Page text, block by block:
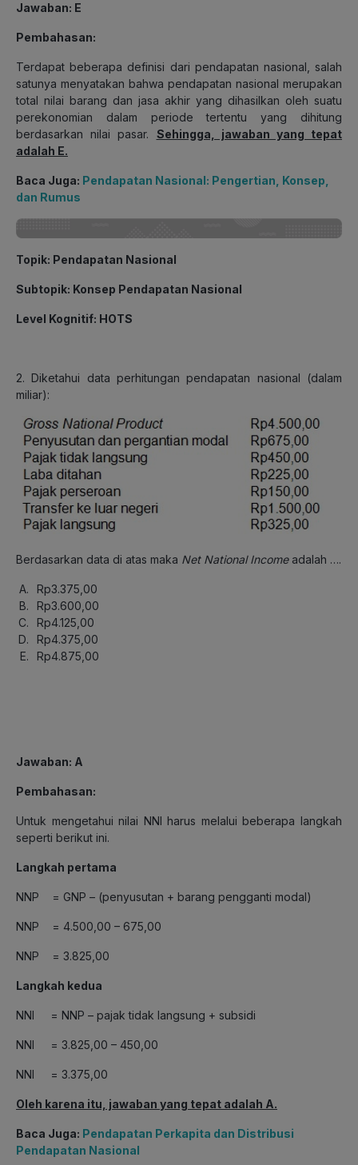
Jawaban: E
Pembahasan:
Terdapat beberapa definisi dari pendapatan nasional, salah
satunya menyatakan bahwa pendapatan nasional merupakan
total nilai barang dan jasa akhir yang dihasilkan oleh suatu
perekonomian dalam periode tertentu yang dihitung
berdasarkan nilai pasar. Sehingga, jawaban yang tepat
adalah E.
Baca Juga: Pendapatan Nasional: Pengertian, Konsep,
dan Rumus
Topik: Pendapatan Nasional
Subtopik: Konsep Pendapatan Nasional
Level Kognitif: HOTS
2. Diketahui data perhitungan pendapatan nasional (dalam
miliar):
Berdasarkan data di atas maka Net National Incomeadalah ….
Rp3.375,00
Rp3.600,00
Rp4.125,00
Rp4.375,00
Rp4.875,00
Jawaban: A
Pembahasan:
Untuk mengetahui nilai NNI harus melalui beberapa langkah
seperti berikut ini.
Langkah pertama
NNP = GNP – (penyusutan + barang pengganti modal)
NNP = 4.500,00 – 675,00
NNP = 3.825,00
Langkah kedua
NNI = NNP – pajak tidak langsung + subsidi
NNI = 3.825,00 – 450,00
NNI = 3.375,00
Oleh karena itu, jawaban yang tepat adalah A.
Baca Juga: Pendapatan Perkapita dan Distribusi
Pendapatan Nasional